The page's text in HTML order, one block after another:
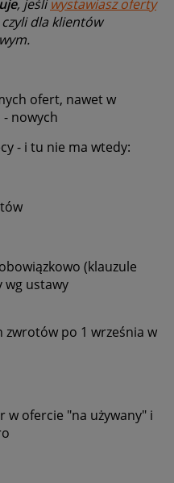
, jeśliwystawiasz oferty
dla klientów
ofert, nawet w
nowych
- i tu nie ma wtedy:
(klauzule
wg ustawy
zwrotów po 1 września w
w ofercie "na używany" i